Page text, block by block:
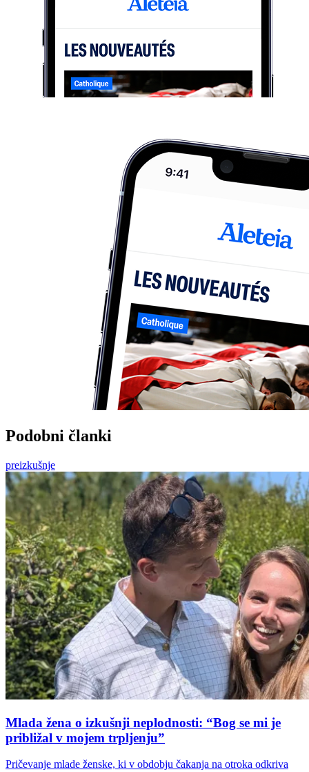
Podobni članki
preizkušnje
Mlada žena o izkušnji neplodnosti: “Bog se mi je
približal v mojem trpljenju”
Pričevanje mlade ženske, ki v obdobju čakanja na otroka odkriva